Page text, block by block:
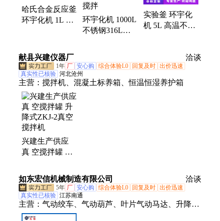
哈氏合金反应釜
环宇化机 1L 电
业工厂定制
环宇化机 1000L
不锈钢316L工
降 磁力搅拌
实验釜 环宇化
机 5L 高温不锈
献县兴建仪器厂 洽谈
1年 厂 安心购 综合体验L0 回复及时 出价迅速
真实性已核验 河北沧州
主营： 搅拌机、混凝土标养箱、恒温恒湿养护箱
兴建生产供应
真 空搅拌罐 升
搅拌机
如东宏信机械制造有限公司 洽谈
5年 厂 安心购 综合体验L0 回复及时 出价迅速
真实性已核验 江苏南通
主营： 气动绞车、气动葫芦、叶片气动马达、升降搅
拌机、气动搅拌机、活塞式气动马达